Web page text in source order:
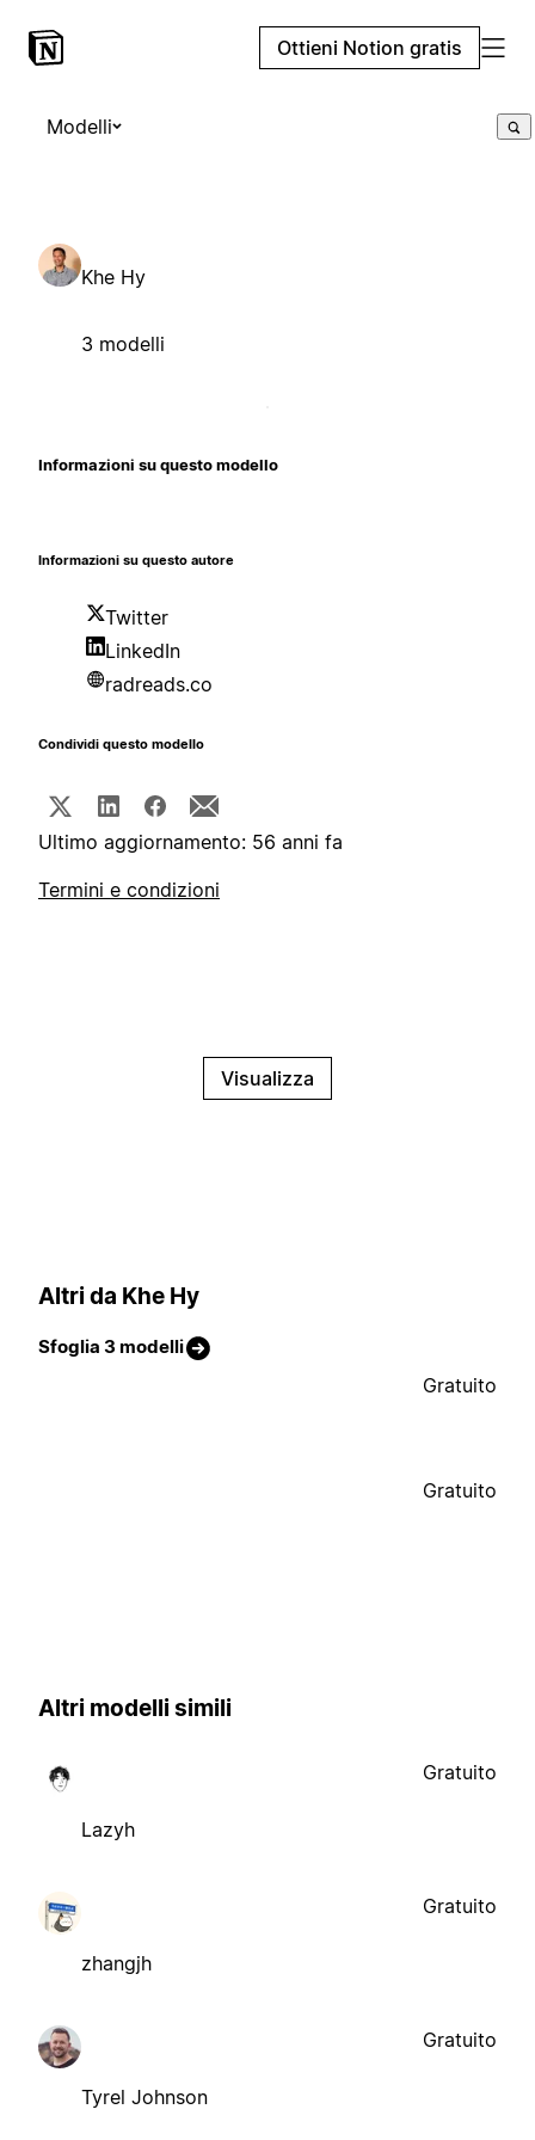
Ottieni Notion gratis
Modelli
Khe Hy
3 modelli
Informazioni su questo modello
Informazioni su questo autore
Twitter
LinkedIn
radreads.co
Condividi questo modello
Ultimo aggiornamento: 56 anni fa
Termini e condizioni
Visualizza
Altri da Khe Hy
Sfoglia 3 modelli
Gratuito
Gratuito
Altri modelli simili
Lazyh
Gratuito
zhangjh
Gratuito
Tyrel Johnson
Gratuito